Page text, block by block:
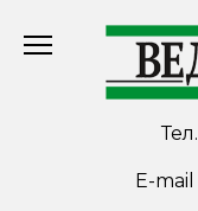
Тел.
E-mail